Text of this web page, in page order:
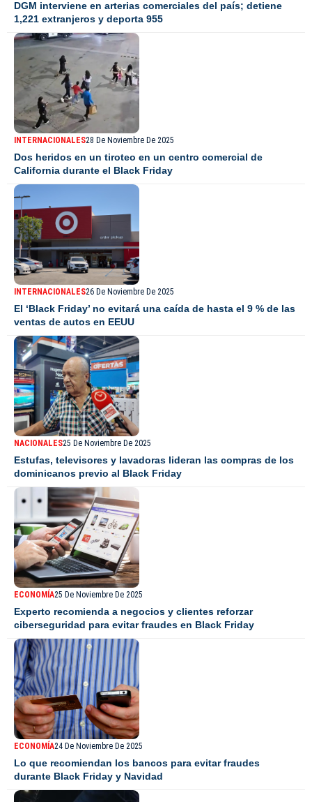
DGM interviene en arterias comerciales del país; detiene
1,221 extranjeros y deporta 955
INTERNACIONALES28 De Noviembre De 2025
Dos heridos en un tiroteo en un centro comercial de
California durante el Black Friday
INTERNACIONALES26 De Noviembre De 2025
El ‘Black Friday’ no evitará una caída de hasta el 9 % de las
ventas de autos en EEUU
NACIONALES25 De Noviembre De 2025
Estufas, televisores y lavadoras lideran las compras de los
dominicanos previo al Black Friday
ECONOMÍA25 De Noviembre De 2025
Experto recomienda a negocios y clientes reforzar
ciberseguridad para evitar fraudes en Black Friday
ECONOMÍA24 De Noviembre De 2025
Lo que recomiendan los bancos para evitar fraudes
durante Black Friday y Navidad